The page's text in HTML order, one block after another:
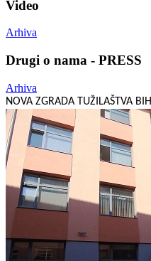
Video
Arhiva
Drugi o nama - PRESS
Arhiva
NOVA ZGRADA TUŽILAŠTVA BIH